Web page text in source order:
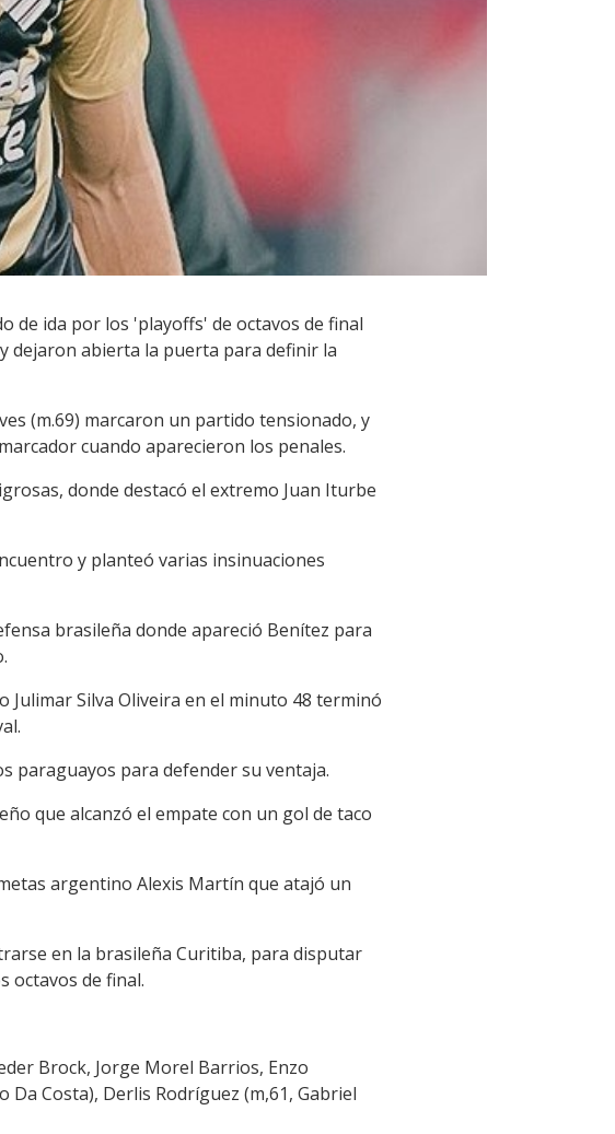
de ida por los 'playoffs' de octavos de final
dejaron abierta la puerta para definir la
(m.69) marcaron un partido tensionado, y
cuando aparecieron los penales.
donde destacó el extremo Juan Iturbe
y planteó varias insinuaciones
brasileña donde apareció Benítez para
Silva Oliveira en el minuto 48 terminó
paraguayos para defender su ventaja.
que alcanzó el empate con un gol de taco
argentino Alexis Martín que atajó un
en la brasileña Curitiba, para disputar
octavos de final.
Brock, Jorge Morel Barrios, Enzo
Da Costa), Derlis Rodríguez (m,61, Gabriel